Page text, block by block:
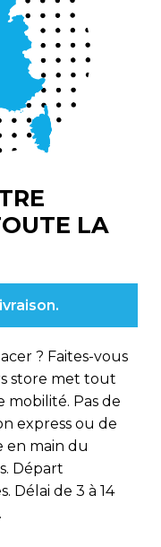
LA
? Faites-vous
store met tout
Pas de
express ou de
en main du
Départ
Délai de 3 à 14